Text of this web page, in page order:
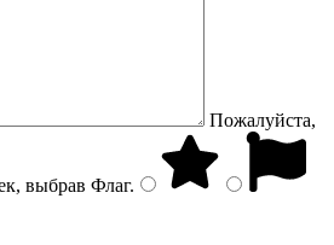
Пожалуйста,
выбрав Флаг.